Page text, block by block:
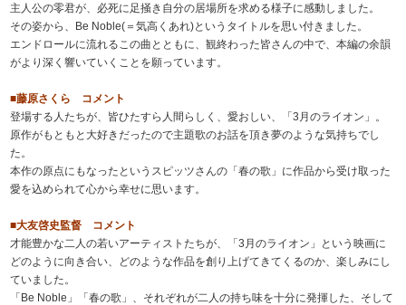
主人公の零君が、必死に足掻き自分の居場所を求める様子に感動しました。
その姿から、Be Noble(＝気高くあれ)というタイトルを思い付きました。
エンドロールに流れるこの曲とともに、観終わった皆さんの中で、本編の余韻
がより深く響いていくことを願っています。
■藤原さくら コメント
登場する人たちが、皆ひたすら人間らしく、愛おしい、「3月のライオン」。
原作がもともと大好きだったので主題歌のお話を頂き夢のような気持ちでし
た。
本作の原点にもなったというスピッツさんの「春の歌」に作品から受け取った
愛を込められて心から幸せに思います。
■大友啓史監督 コメント
才能豊かな二人の若いアーティストたちが、「3月のライオン」という映画に
どのように向き合い、どのような作品を創り上げてきてくるのか、楽しみにし
ていました。
「Be Noble」「春の歌」、それぞれが二人の持ち味を十分に発揮した、そして